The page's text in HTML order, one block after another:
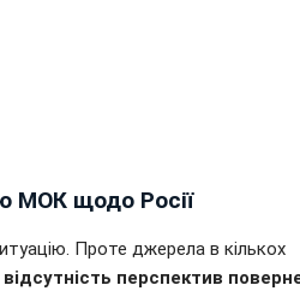
МОК щодо Росії
Проте джерела в кількох
відсутність перспектив